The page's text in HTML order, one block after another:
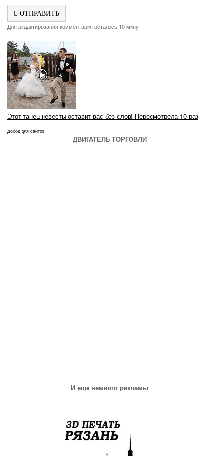
ОТПРАВИТЬ
Для редактирования комментария осталось 10 минут
Этот танец невесты оставит вас без слов! Пересмотрела 10 раз
Доход для сайтов
ДВИГАТЕЛЬ ТОРГОВЛИ
И еще немного рекламы